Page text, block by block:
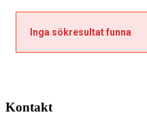
Stäng
Inga sökresultat funna
Kontakt